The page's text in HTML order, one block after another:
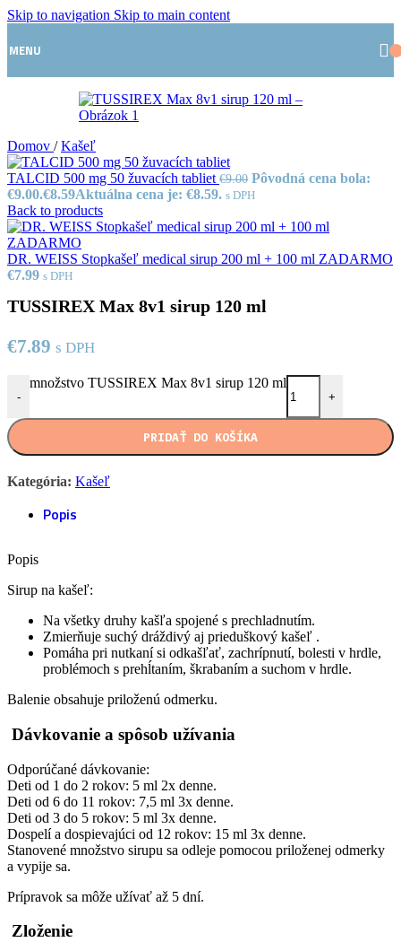
Skip to navigation Skip to main content
MENU
Domov / Kašeľ
TALCID 500 mg 50 žuvacích tabliet €9.00 Pôvodná cena bola:
€9.00.€8.59Aktuálna cena je: €8.59. s DPH
Back to products
DR. WEISS Stopkašeľ medical sirup 200 ml + 100 ml ZADARMO
€7.99 s DPH
TUSSIREX Max 8v1 sirup 120 ml
€7.89 s DPH
-
množstvo TUSSIREX Max 8v1 sirup 120 ml
+
PRIDAŤ DO KOŠÍKA
Kategória: Kašeľ
Popis
Popis
Sirup na kašeľ:
Na všetky druhy kašľa spojené s prechladnutím.
Zmierňuje suchý dráždivý aj prieduškový kašeľ .
Pomáha pri nutkaní si odkašľať, zachrípnutí, bolesti v hrdle,
problémoch s prehĺtaním, škrabaním a suchom v hrdle.
Balenie obsahuje priloženú odmerku.
Dávkovanie a spôsob užívania
Odporúčané dávkovanie:
Deti od 1 do 2 rokov: 5 ml 2x denne.
Deti od 6 do 11 rokov: 7,5 ml 3x denne.
Deti od 3 do 5 rokov: 5 ml 3x denne.
Dospelí a dospievajúci od 12 rokov: 15 ml 3x denne.
Stanovené množstvo sirupu sa odleje pomocou priloženej odmerky
a vypije sa.
Prípravok sa môže užívať až 5 dní.
Zloženie